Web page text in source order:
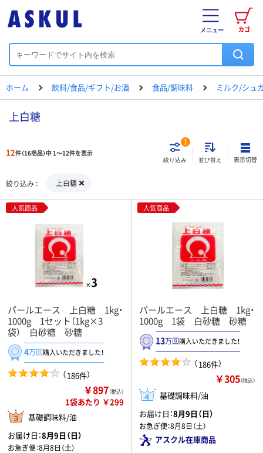
カゴ
メニュー
ホーム 飲料/食品/ギフト/お酒 食品/調味料 ミルク/シュ
上白糖
12件（16商品）中 1～12件を表示
絞り込み
1
並び替え 表示切替
絞り込み 上白糖
人気商品
パールエース 上白糖 1kg・
1000g 1セット（1kg×3
袋） 白砂糖 砂糖
4万回購入いただきました！
（186件）
￥897（税込）
1袋あたり ￥299
基礎調味料/油
お届け日：8月9日（日）
お急ぎ便：8月8日（土）
人気商品
パールエース 上白糖 1kg・
1000g 1袋 白砂糖 砂糖
13万回購入いただきました！
（186件）
￥305（税込）
基礎調味料/油
お届け日：8月9日（日）
お急ぎ便：8月8日（土）
アスクル在庫商品